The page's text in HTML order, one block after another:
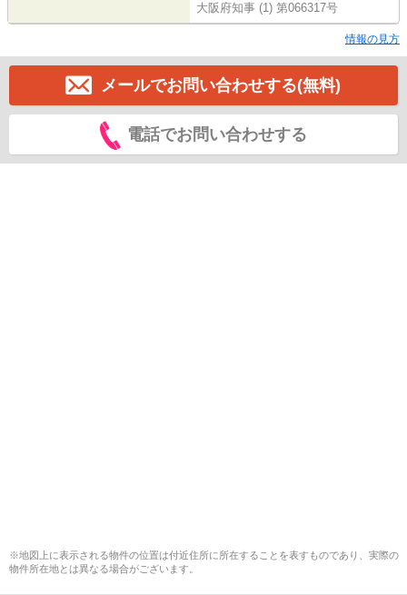
大阪府知事 (1) 第066317号
情報の見方
メールでお問い合わせする(無料)
電話でお問い合わせする
※地図上に表示される物件の位置は付近住所に所在することを表すものであり、実際の
物件所在地とは異なる場合がございます。